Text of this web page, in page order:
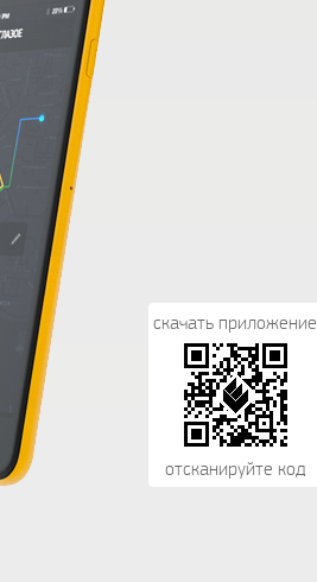
скачать приложение
отсканируйте код